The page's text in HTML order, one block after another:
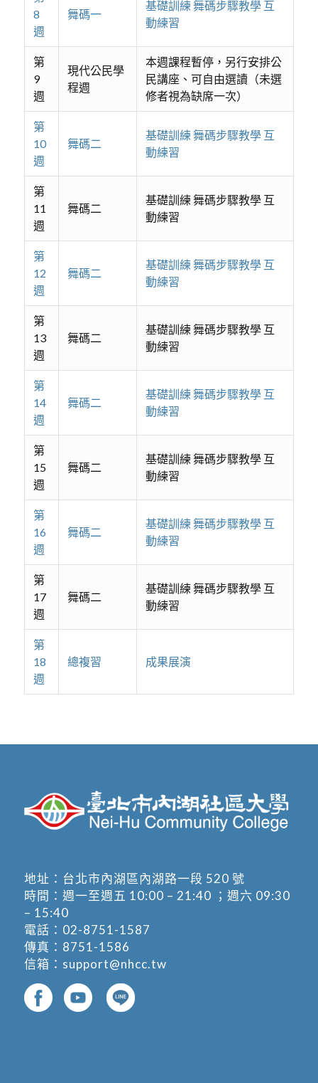
8
週
舞碼一
基礎訓練 舞碼步驟教學 互
動練習
第
9
週
現代公民學
程週
本週課程暫停，另行安排公
民講座、可自由選讀（未選
修者視為缺席一次）
第
10
週
舞碼二
基礎訓練 舞碼步驟教學 互
動練習
第
11
週
舞碼二
基礎訓練 舞碼步驟教學 互
動練習
第
12
週
舞碼二
基礎訓練 舞碼步驟教學 互
動練習
第
13
週
舞碼二
基礎訓練 舞碼步驟教學 互
動練習
第
14
週
舞碼二
基礎訓練 舞碼步驟教學 互
動練習
第
15
週
舞碼二
基礎訓練 舞碼步驟教學 互
動練習
第
16
週
舞碼二
基礎訓練 舞碼步驟教學 互
動練習
第
17
週
舞碼二
基礎訓練 舞碼步驟教學 互
動練習
第
18
週
總複習 成果展演
地址： 台北市內湖區內湖路一段 520 號
時間：週一至週五 10:00 – 21:40 ；週六 09:30
– 15:40
電話： 02-8751-1587
傳真：8751-1586
信箱： support@nhcc.tw